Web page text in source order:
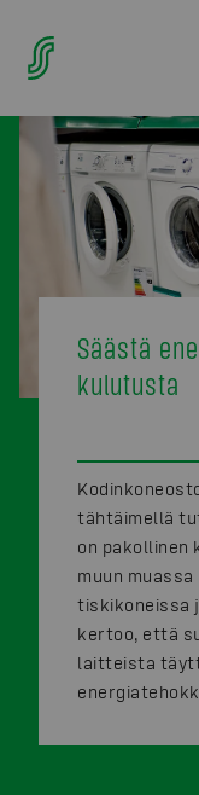
Säästä
kulutusta
tähtäimellä
on pakollinen
muun
tiskikoneissa
kertoo, että
laitteista